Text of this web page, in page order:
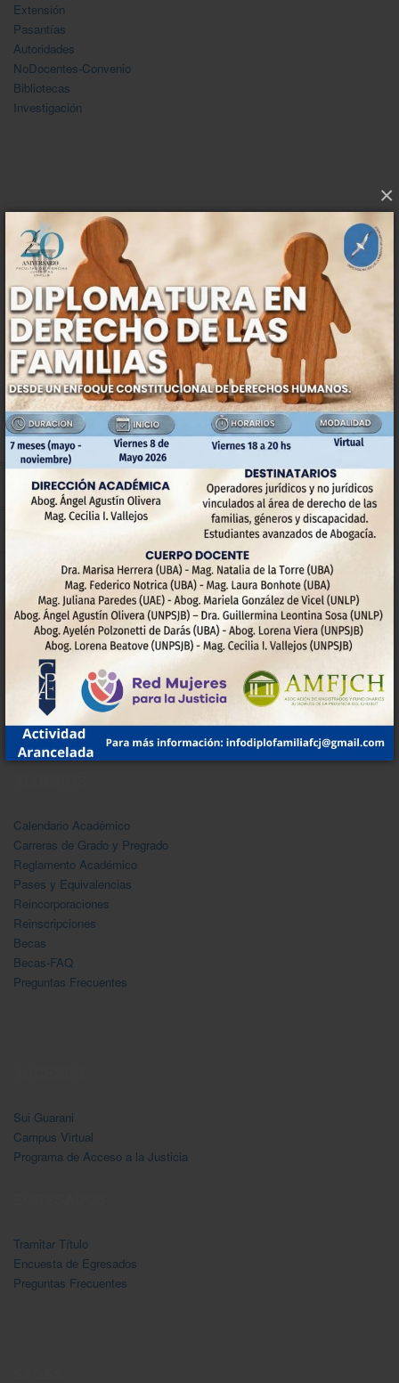
×
Extensión
Pasantías
Autoridades
NoDocentes-Convenio
Bibliotecas
Investigación
DOCENTES
Convenio Colectivo Docentes
Concursos
Planilla de Licencias
Declaracion Jurada de Cargo
OFERTA ACADÉMICA
Períodos de Ingreso
Carreras de Grado y de Pregrado
Posgrados
Requisitos para inscribirse - Argentinos
Requisitos para inscribirse - Extranjeros
CONSEJO DIRECTIVO
Resoluciones
Reglamento
Disposiciones
Integrantes del Consejo Directivo
Calendario Acadėmico
Carreras de Grado y Pregrado
Reglamento Académico
Pases y Equivalencias
Reincorporaciones
Reinscripciones
Becas
Becas-FAQ
Preguntas Frecuentes
Sui Guarani
Campus Virtual
Programa de Acceso a la Justicia
Tramitar Título
Encuesta de Egresados
Preguntas Frecuentes